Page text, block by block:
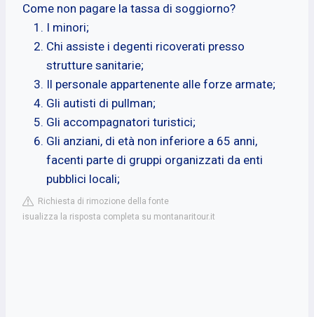
Come non pagare la tassa di soggiorno?
I minori;
Chi assiste i degenti ricoverati presso
strutture sanitarie;
Il personale appartenente alle forze armate;
Gli autisti di pullman;
Gli accompagnatori turistici;
Gli anziani, di età non inferiore a 65 anni,
facenti parte di gruppi organizzati da enti
pubblici locali;
Richiesta di rimozione della fonte
isualizza la risposta completa su montanaritour.it